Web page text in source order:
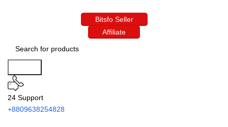
Bitsfo Seller
Affiliate
24 Support
+8809638254828